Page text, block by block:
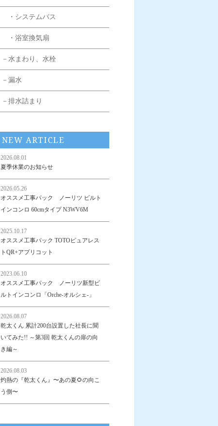
・システムバス
・浴室換気扇
－水まわり、水栓
－漏水
－排水詰まり
NEW ARTICLE
2026.08.01
夏季休業のお知らせ
2026.05.26
オススメ工事パック ノーリツ ビルト
インコンロ 60cmタイプ N3WV6M
2025.10.17
オススメ工事パック TOTOピュアレス
トQR+アプリコット
2023.06.10
オススメ工事パック ノーリツ新型ビ
ルトインコンロ「Orche-オルシェ-」
2026.08.07
乾太くん 累計200台設置した社長に聞
いてみた!! ～第3回 乾太くんの扉の向
き編～
2026.08.03
灼熱の『乾太くん』〜あの夏🌻の向こ
う側〜